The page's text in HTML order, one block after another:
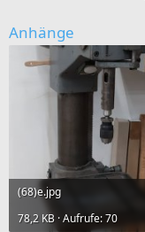
Anhänge
(68)e.jpg
78,2 KB · Aufrufe: 70